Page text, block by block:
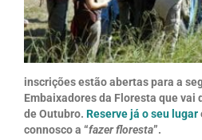
inscrições estão abertas para a
Embaixadores da Floresta que vai
de Outubro. Reserve já o seu lugar
connosco a “fazer floresta”.